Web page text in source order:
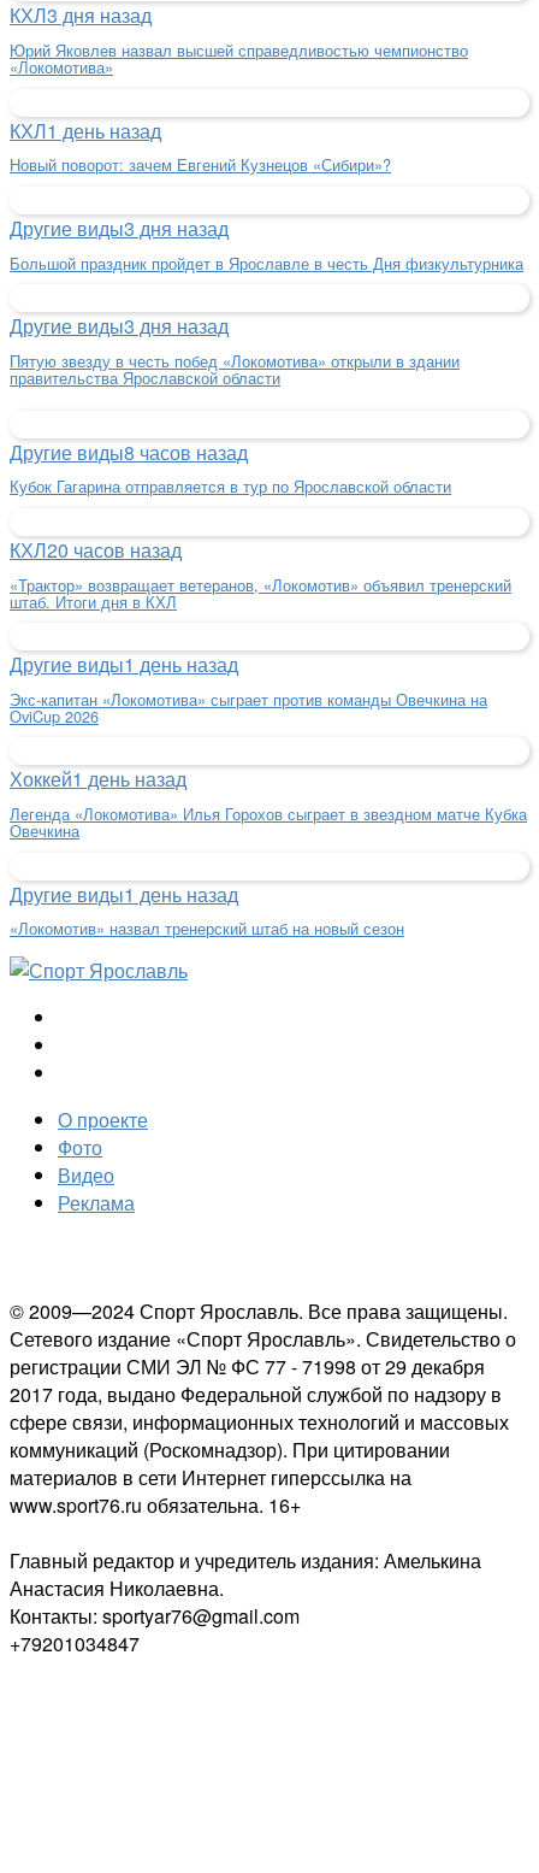
КХЛ3 дня назад
Юрий Яковлев назвал высшей справедливостью чемпионство
«Локомотива»
КХЛ1 день назад
Новый поворот: зачем Евгений Кузнецов «Сибири»?
Другие виды3 дня назад
Большой праздник пройдет в Ярославле в честь Дня физкультурника
Другие виды3 дня назад
Пятую звезду в честь побед «Локомотива» открыли в здании
правительства Ярославской области
Другие виды8 часов назад
Кубок Гагарина отправляется в тур по Ярославской области
КХЛ20 часов назад
«Трактор» возвращает ветеранов, «Локомотив» объявил тренерский
штаб. Итоги дня в КХЛ
Другие виды1 день назад
Экс-капитан «Локомотива» сыграет против команды Овечкина на
OviCup 2026
Хоккей1 день назад
Легенда «Локомотива» Илья Горохов сыграет в звездном матче Кубка
Овечкина
Другие виды1 день назад
«Локомотив» назвал тренерский штаб на новый сезон
О проекте
Фото
Видео
Реклама
© 2009—2024 Спорт Ярославль. Все права защищены.
Сетевого издание «Спорт Ярославль». Свидетельство о
регистрации СМИ ЭЛ № ФС 77 - 71998 от 29 декабря
2017 года, выдано Федеральной службой по надзору в
сфере связи, информационных технологий и массовых
коммуникаций (Роскомнадзор). При цитировании
материалов в сети Интернет гиперссылка на
www.sport76.ru обязательна. 16+
Главный редактор и учредитель издания: Амелькина
Анастасия Николаевна.
Контакты: sportyar76@gmail.com
+79201034847